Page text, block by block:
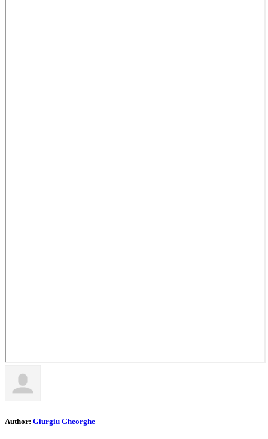
Author: Giurgiu Gheorghe